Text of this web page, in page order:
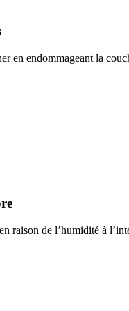
en endommageant la
raison de l’humidité à